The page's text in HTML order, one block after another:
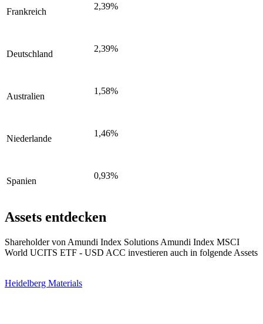
Frankreich
2,39%
Deutschland
2,39%
Australien
1,58%
Niederlande
1,46%
Spanien
0,93%
Assets entdecken
Shareholder von Amundi Index Solutions Amundi Index MSCI
World UCITS ETF - USD ACC investieren auch in folgende Assets
Heidelberg Materials